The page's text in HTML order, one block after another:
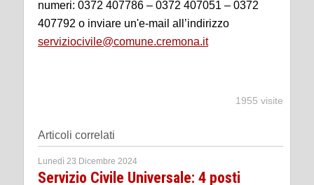
numeri: 0372 407786 – 0372 407051 – 0372
407792 o inviare un'e-mail all’indirizzo
serviziocivile@comune.cremona.it
1955 visite
Articoli correlati
Lunedì 23 Dicembre 2024
Servizio Civile Universale: 4 posti